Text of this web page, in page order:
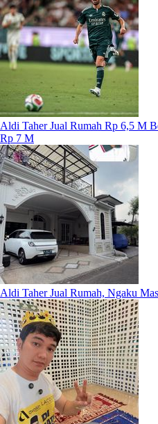
Aldi Taher Jual Rumah Rp 6,5 M
Rp 7 M
Aldi Taher Jual Rumah, Ngaku